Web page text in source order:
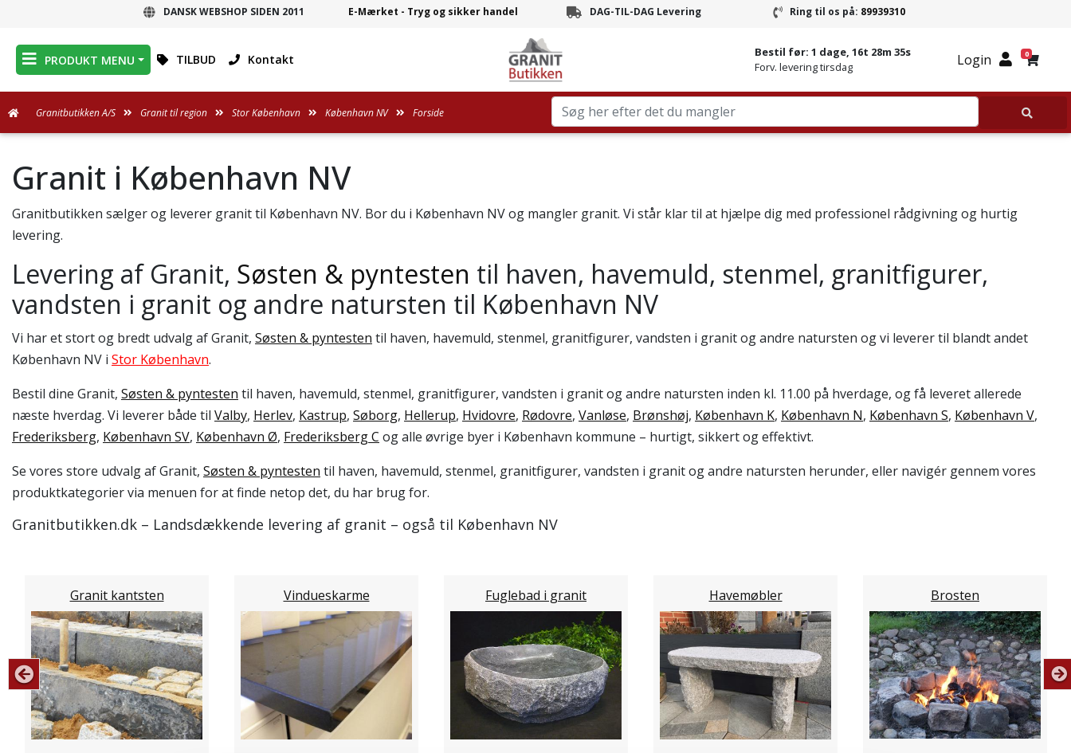
Granit i København NV
Granitbutikken sælger og leverer granit til København NV. Bor du i København NV og mangler granit. Vi står klar til at hjælpe dig med professionel rådgivning og hurtig
levering.
Levering af Granit, Søsten & pyntesten til haven, havemuld, stenmel, granitfigurer,
vandsten i granit og andre natursten til København NV
Vi har et stort og bredt udvalg af Granit, Søsten & pyntesten til haven, havemuld, stenmel, granitfigurer, vandsten i granit og andre natursten og vi leverer til blandt andet
København NV i Stor København.
Bestil dine Granit, Søsten & pyntesten til haven, havemuld, stenmel, granitfigurer, vandsten i granit og andre natursten inden kl. 11.00 på hverdage, og få leveret allerede
næste hverdag. Vi leverer både til Valby, Herlev, Kastrup, Søborg, Hellerup, Hvidovre, Rødovre, Vanløse, Brønshøj, København K, København N, København S, København V,
Frederiksberg, København SV, København Ø, Frederiksberg C og alle øvrige byer i København kommune – hurtigt, sikkert og effektivt.
Se vores store udvalg af Granit, Søsten & pyntesten til haven, havemuld, stenmel, granitfigurer, vandsten i granit og andre natursten herunder, eller navigér gennem vores
produktkategorier via menuen for at finde netop det, du har brug for.
Granitbutikken.dk – Landsdækkende levering af granit – også til København NV
Granit kantsten Vindueskarme Fuglebad i granit Havemøbler Brosten
DANSK WEBSHOP
DANSK WEBSHOP SIDEN 2011 E-Mærket - Tryg og sikker handel Branchens hurtigste levering
DAG-TIL-DAG Levering Ring til Granitbutikken 89939310
Ring til os på: 89939310
Bestil før: 1 dage, 16t 28m 35s
Forv. levering tirsdag
Login 0
PRODUKT MENU TILBUD Kontakt
Granitbutikken A/S Granit til region Stor København København NV Forside